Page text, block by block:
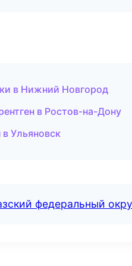
в Нижний Новгород
в Ростов-на-Дону
Ульяновск
федеральный